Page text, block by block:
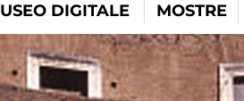
DIGITALE MOSTRE